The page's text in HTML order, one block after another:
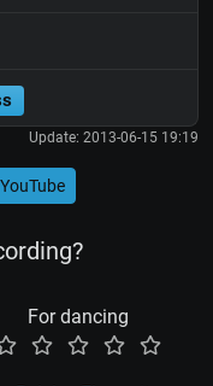
Update: 2013-06-15 19:19
For dancing